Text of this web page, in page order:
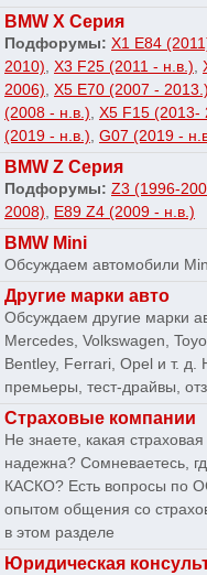
BMW X Серия
Подфорумы: X1 E84
2010), X3 F25 (2011 - н.в.),
2006), X5 E70 (2007 - 2013.)
(2008 - н.в.), X5 F15 (2013-
(2019 - н.в.), G07 (2019 -
BMW Z Серия
Подфорумы: Z3 (1996-
2008), E89 Z4 (2009 - н.в.)
BMW Mini
Обсуждаем автомобили
Другие марки авто
Обсуждаем другие марки
Mercedes, Volkswagen,
Bentley, Ferrari, Opel и т. д.
премьеры, тест-драйвы,
Страховые компании
Не знаете, какая
надежна? Сомневаетесь,
КАСКО? Есть вопросы по
опытом общения со
в этом разделе
Юридическая